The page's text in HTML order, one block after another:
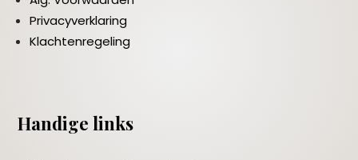
Privacyverklaring
Klachtenregeling
Handige links